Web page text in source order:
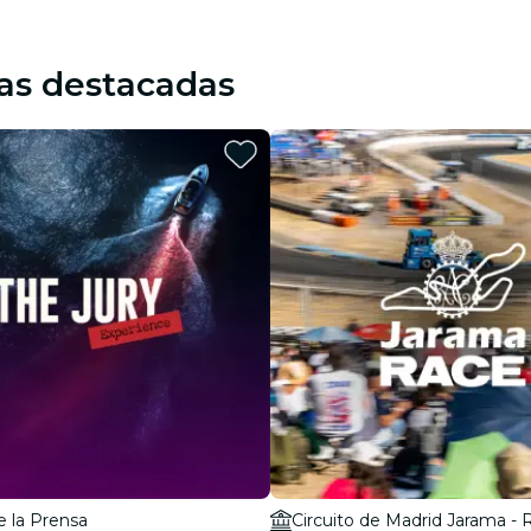
destacadas
la Prensa Circuito de Madrid Jarama -